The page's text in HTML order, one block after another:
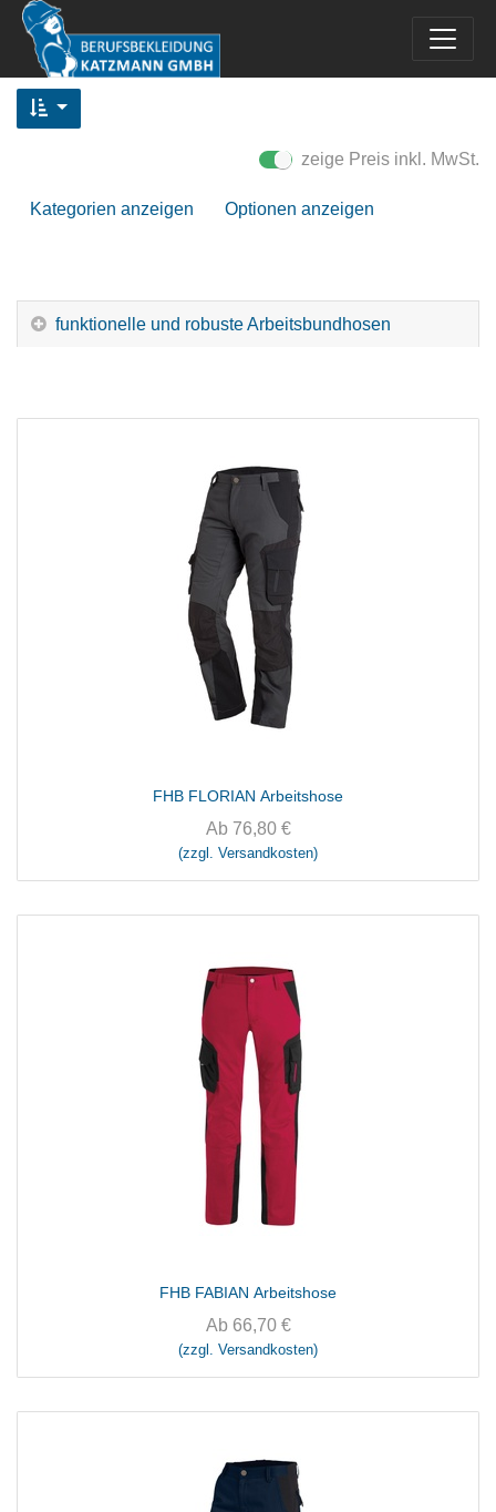
zeige Preis inkl. MwSt.
Kategorien anzeigen Optionen anzeigen
funktionelle und robuste Arbeitsbundhosen
FHB FLORIAN Arbeitshose
Ab 76,80€
(zzgl. Versandkosten)
FHB FABIAN Arbeitshose
Ab 66,70€
(zzgl. Versandkosten)